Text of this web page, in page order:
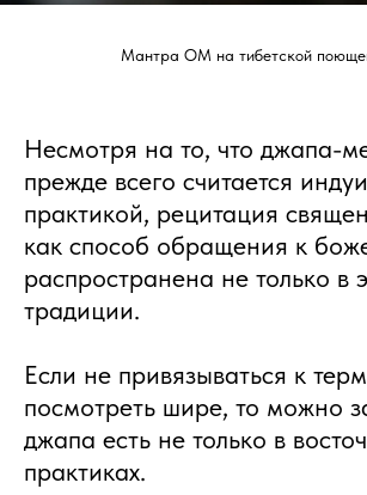
Мантра ОМ на тибетской
Несмотря на то, что джапа-
прежде всего считается
практикой, рецитация
как способ обращения к
распространена не только в
традиции.
Если не привязываться к
посмотреть шире, то можно
джапа есть не только в
практиках.